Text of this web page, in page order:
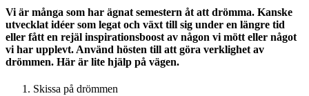
Vi är många som har ägnat semestern åt att drömma. Kanske
utvecklat idéer som legat och växt till sig under en längre tid
eller fått en rejäl inspirationsboost av någon vi mött eller något
vi har upplevt. Använd hösten till att göra verklighet av
drömmen. Här är lite hjälp på vägen.
Skissa på drömmen